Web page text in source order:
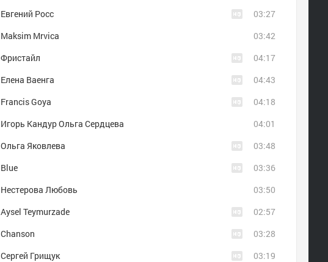
Евгений Росс
03:27
Maksim Mrvica
03:42
Фристайл
04:17
Елена Ваенга
04:43
Francis Goya
04:18
Игорь Кандур Ольга Сердцева
04:01
Ольга Яковлева
03:48
Blue
03:36
Нестерова Любовь
03:50
Aysel Teymurzade
02:57
Chanson
03:28
Сергей Грищук
03:19